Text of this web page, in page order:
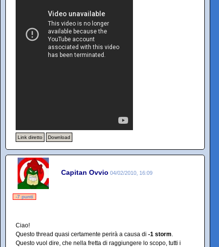
Link diretto Download
Capitan Ovvio 04/02/2010, 16:09
-7 punti
Ciao!
Questo thread quasi certamente perirà a causa di -1 storm.
Questo vuol dire, che nella fretta di raggiungere lo scopo, tutti i